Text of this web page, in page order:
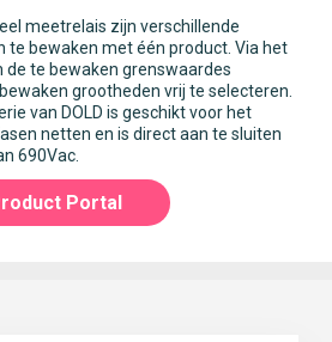
meetrelais zijn verschillende
te bewaken met één product. Via het
de te bewaken grenswaardes
grootheden vrij te selecteren.
van DOLD is geschikt voor het
netten en is direct aan te sluiten
690Vac.
Portal